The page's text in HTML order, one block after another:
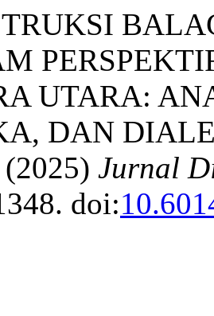
UTARA:
DAN
Jurnal
doi: